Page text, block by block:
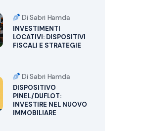
Di Sabri Hamda
INVESTIMENTI
LOCATIVI: DISPOSITIVI
FISCALI E STRATEGIE
Di Sabri Hamda
DISPOSITIVO
PINEL/DUFLOT:
INVESTIRE NEL NUOVO
IMMOBILIARE